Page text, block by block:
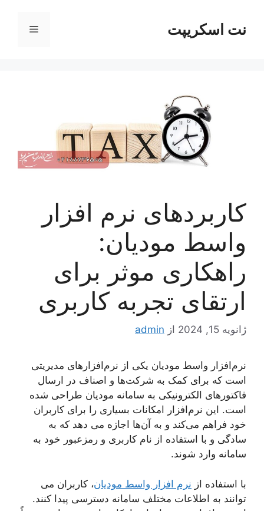
محتوانت اسکریپت فهرست
کاربردهای نرم افزار
واسط مودیان:
راهکاری موثر برای
ارتقای تجربه کاربری
ژانویه 15, 2024 از admin
نرم‌افزار واسط مودیان یکی از نرم‌افزارهای مدیریتی
است که برای کمک به شرکت‌ها و اصناف در ارسال
فاکتورهای الکترونیکی به سامانه مودیان طراحی شده
است. این نرم‌افزار امکانات بسیاری را برای کاربران
خود فراهم می‌کند و به آن‌ها اجازه می ‌دهد که به
سادگی و با استفاده از نام کاربری و رمزعبور خود به
سامانه وارد شوند.
با استفاده از نرم ‌افزار واسط مودیان، کاربران می
‌توانند به اطلاعات مختلف سامانه دسترسی پیدا کنند.